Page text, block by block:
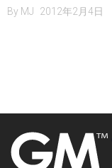
By MJ 2012年2月4日